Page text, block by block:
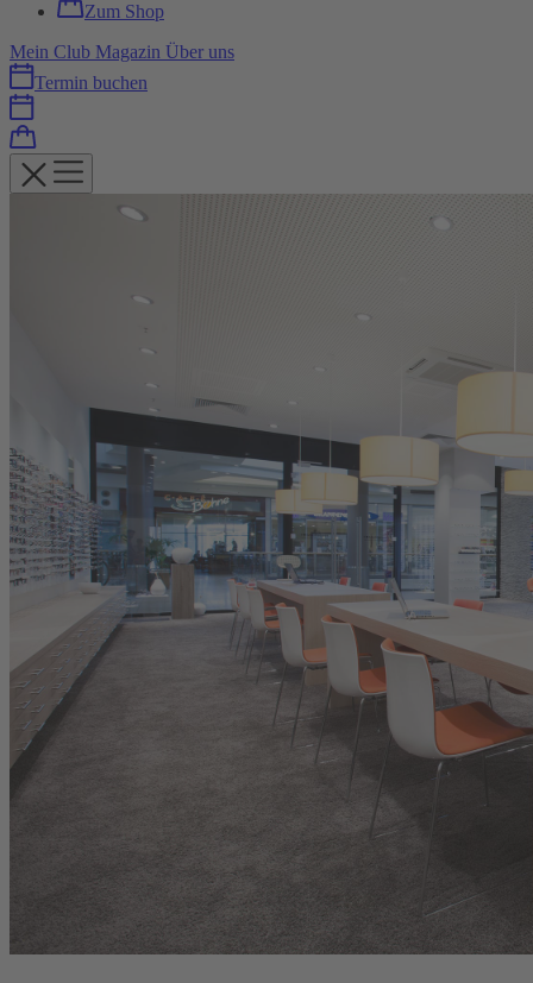
Zum Shop
Mein Club Magazin Über uns
Termin buchen